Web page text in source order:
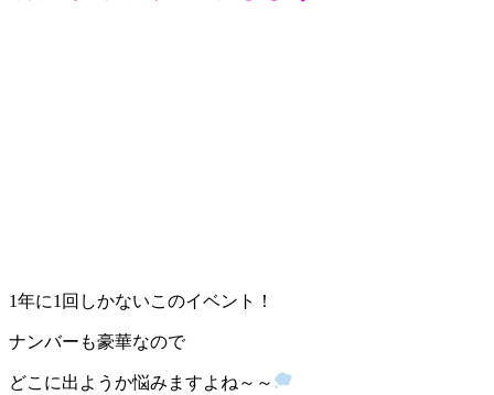
1年に1回しかないこのイベント！
ナンバーも豪華なので
どこに出ようか悩みますよね～～